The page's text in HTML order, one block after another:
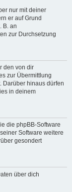
nur mit deiner
er auf Grund
B. an
zur Durchsetzung
den von dir
zur Übermittlung
Darüber hinaus dürfen
in deinem
die phpBB-Software
Software weitere
gesondert
über dich